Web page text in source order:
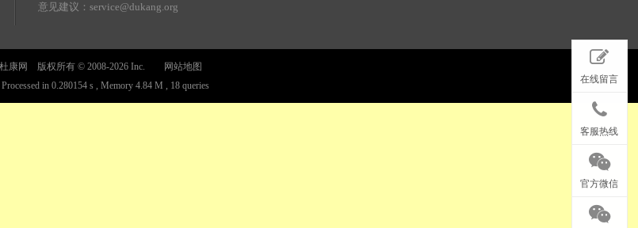
意见建议：service@dukang.org
杜康网 版权所有 © 2008-2026 Inc.
网站地图
Processed in 0.280154 s , Memory 4.84 M , 18 queries
在线留言
客服热线
官方微信